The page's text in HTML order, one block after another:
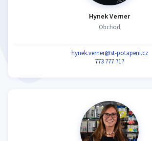
Hynek Verner
Obchod
hynek.verner@st-potapeni.cz
773 777 717